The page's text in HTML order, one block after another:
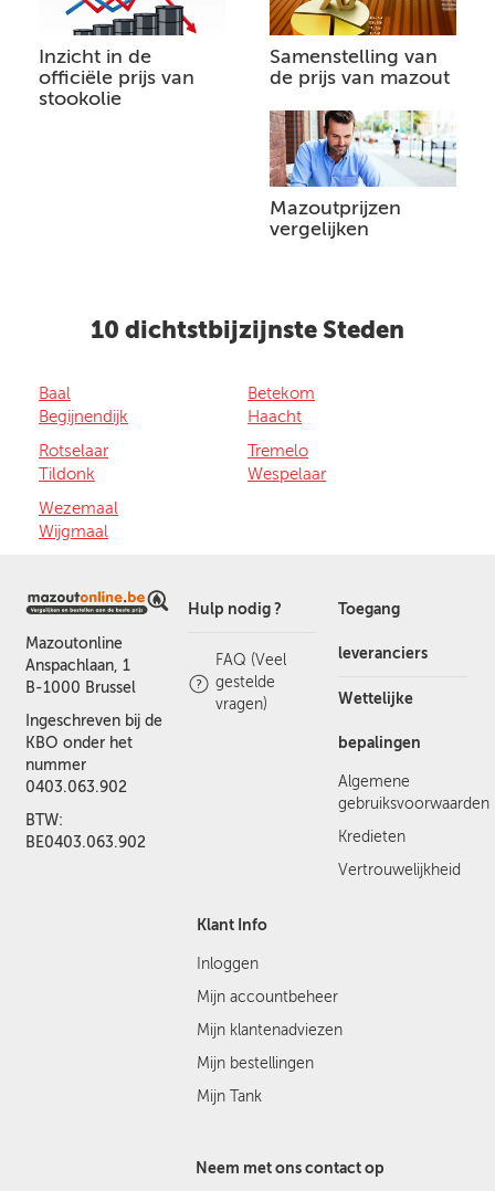
Inzicht in de
officiële prijs van
stookolie
Samenstelling van
de prijs van mazout
Mazoutprijzen
vergelijken
10 dichtstbijzijnste Steden
Baal
Begijnendijk
Betekom
Haacht
Rotselaar
Tildonk
Tremelo
Wespelaar
Wezemaal
Wijgmaal
Mazoutonline
Anspachlaan, 1
B-1000 Brussel
Ingeschreven bij de
KBO onder het
nummer
0403.063.902
BTW:
BE0403.063.902
Hulp nodig ?
FAQ (Veel
gestelde
vragen)
Toegang
leveranciers
Wettelijke
bepalingen
Algemene
gebruiksvoorwaarden
Kredieten
Vertrouwelijkheid
Klant Info
Inloggen
Mijn accountbeheer
Mijn klantenadviezen
Mijn bestellingen
Mijn Tank
Neem met ons contact op